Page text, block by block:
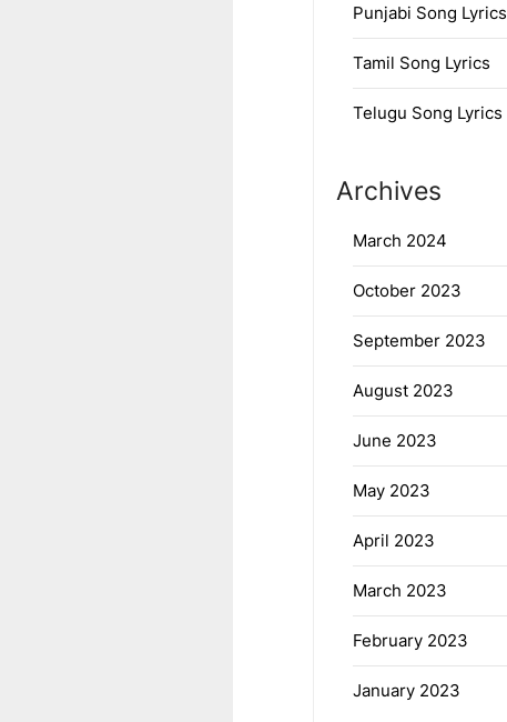
Punjabi Song Lyrics
Tamil Song Lyrics
Telugu Song Lyrics
Archives
March 2024
October 2023
September 2023
August 2023
June 2023
May 2023
April 2023
March 2023
February 2023
January 2023